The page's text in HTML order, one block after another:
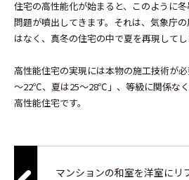
住宅の高性能化が始まると、このように
問題が噴出してきます。それは、気象庁
はなく、真冬の住宅の中で夏を再現してし
高性能住宅の実現には本物の施工技術が
～22℃、夏は25～28℃」、等級に関係な
高性能住宅です。
マンションの和室を洋室にリ